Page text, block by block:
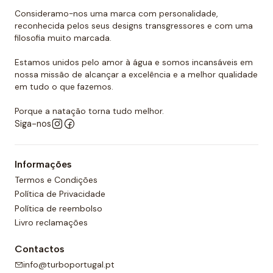
promover a sua resistência. É por todas essas razões
que podemos dizer que as toucas de polo aquático
Turbo são as mais resistentes do mercado.
Quer comprar um touca de polo
aquático?
Você já encontrou a loja onde pode comprar todos
os equipamentos necessários para o polo aquático,
todo de alta qualidade e garante as melhores
condições para a prática de qualquer desporto
aquático. Temos também uma grande variedade de
designs, cores e, claro, tamanhos. Confira nossa ampla
encontrará o que precisa entre a nossa gama de
produtos.
Consideramo-nos uma marca com personalidade,
reconhecida pelos seus designs transgressores e com uma
filosofia muito marcada.
Estamos unidos pelo amor à água e somos incansáveis em
nossa missão de alcançar a excelência e a melhor qualidade
em tudo o que fazemos.
Porque a natação torna tudo melhor.
Siga-nos
Informações
Termos e Condições
Política de Privacidade
Política de reembolso
Livro reclamações
Contactos
info@turboportugal.pt